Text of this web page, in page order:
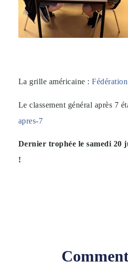
La grille américaine :
Le classement général après 7
apres-7
Dernier trophée le samedi 20
!